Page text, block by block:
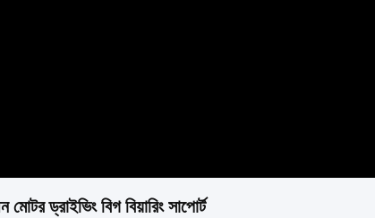
ড্রাইভিং বিগ বিয়ারিং সাপোর্ট